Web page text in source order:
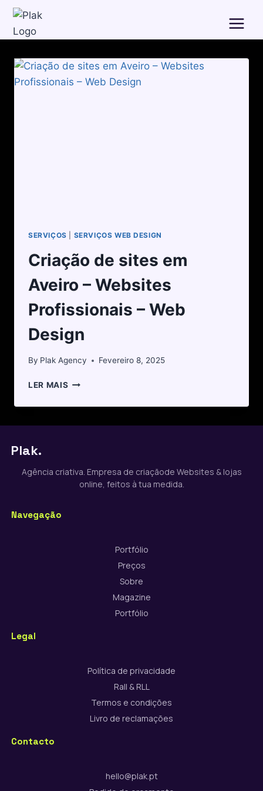
SERVIÇOS SERVIÇOS WEB DESIGN
Criação de sites em
Aveiro – Websites
Profissionais – Web
Design
By Plak Agency Fevereiro 8, 2025
LER MAIS
Plak.
Agência criativa. Empresa de criaçãode Websites & lojas
online, feitos à tua medida.
Navegação
Portfólio
Preços
Sobre
Magazine
Portfólio
Legal
Política de privacidade
Rall & RLL
Termos e condições
Livro de reclamações
Contacto
hello@plak.pt